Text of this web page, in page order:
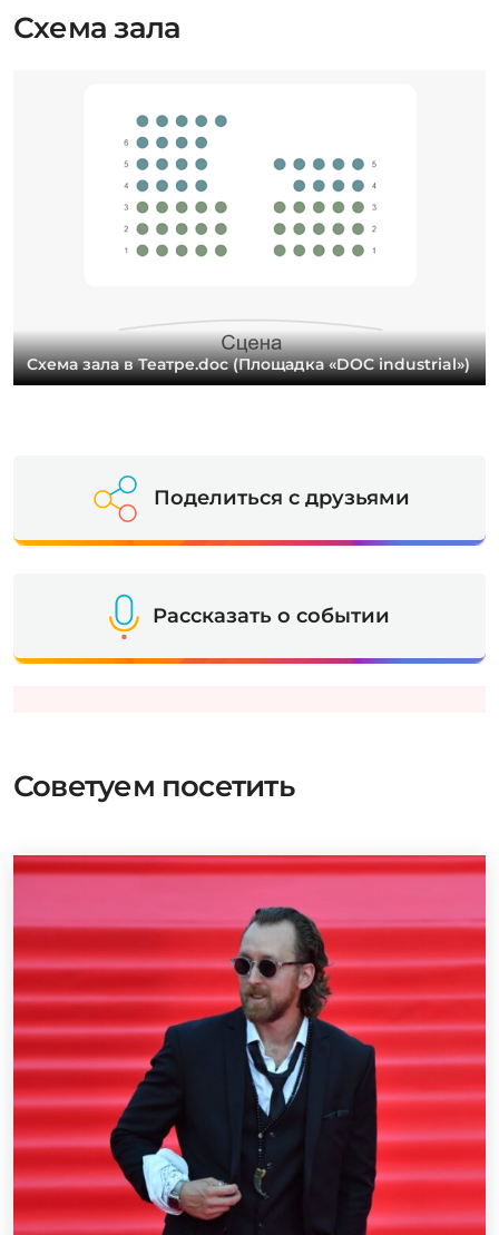
Схема зала
Схема зала в Театре.doc (Площадка «DOC industrial»)
Поделиться с друзьями
Рассказать о событии
Советуем посетить